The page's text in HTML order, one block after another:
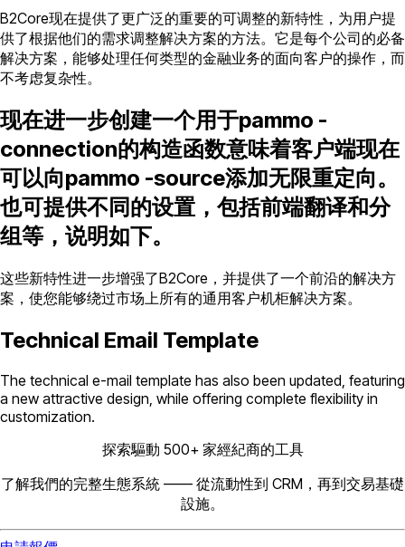
B2Core现在提供了更广泛的重要的可调整的新特性，为用户提
供了根据他们的需求调整解决方案的方法。它是每个公司的必备
解决方案，能够处理任何类型的金融业务的面向客户的操作，而
不考虑复杂性。
现在进一步创建一个用于pammo -
connection的构造函数意味着客户端现在
可以向pammo -source添加无限重定向。
也可提供不同的设置，包括前端翻译和分
组等，说明如下。
这些新特性进一步增强了B2Core，并提供了一个前沿的解决方
案，使您能够绕过市场上所有的通用客户机柜解决方案。
Technical Email Template
The technical e-mail template has also been updated, featuring
a new attractive design, while offering complete flexibility in
customization.
探索驅動 500+ 家經紀商的工具
了解我們的完整生態系統 —— 從流動性到 CRM，再到交易基礎
設施。